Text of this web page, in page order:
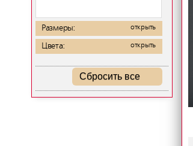
Размеры: открыть
Цвета: открыть
Сбросить все